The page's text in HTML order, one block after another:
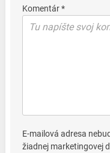
Komentár *
E-mailová adresa
žiadnej marketingovej